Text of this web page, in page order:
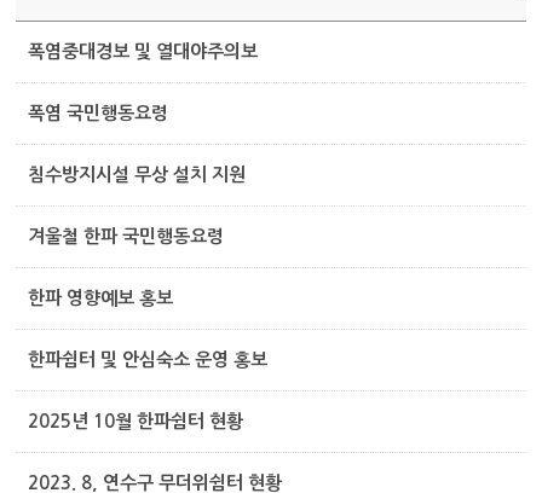
폭염중대경보 및 열대야주의보
폭염 국민행동요령
침수방지시설 무상 설치 지원
겨울철 한파 국민행동요령
한파 영향예보 홍보
한파쉼터 및 안심숙소 운영 홍보
2025년 10월 한파쉼터 현황
2023. 8, 연수구 무더위쉼터 현황